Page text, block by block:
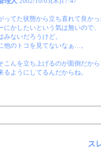
ってた状態から立ち直れて良か
にかしたいという気は無いので、
みないだろうけど。
他のトコを見てないなぁ…。
こんを立ち上げるのが面倒だから
るようにしてるんだからね。
ス